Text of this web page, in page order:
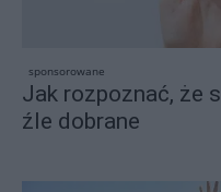
sponsorowane
Jak rozpoznać, że
źle dobrane